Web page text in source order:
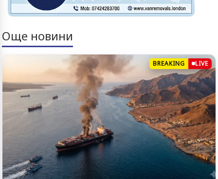
Още новини
BREAKING LIVE